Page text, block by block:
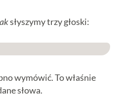
słyszymy trzy głoski:
wymówić. To właśnie
słowa.